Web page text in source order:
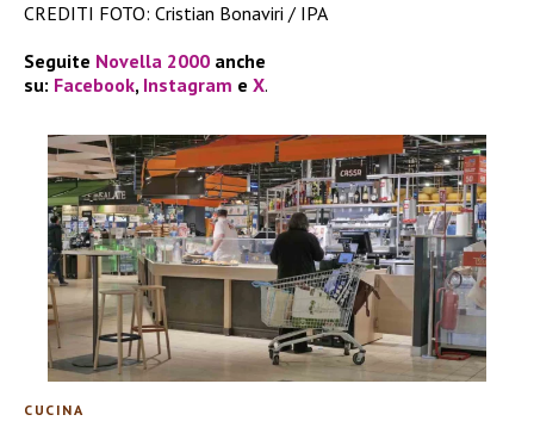
CREDITI FOTO: Cristian Bonaviri / IPA
Seguite Novella 2000 anche
su: Facebook, Instagram e X.
CUCINA